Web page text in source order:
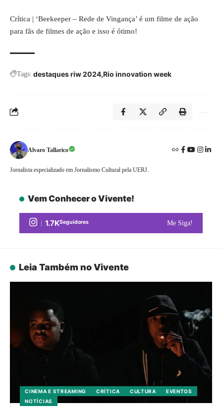
Crítica | ‘Beekeeper – Rede de Vingança’ é um filme de ação
para fãs de filmes de ação e isso é ótimo!
Tags: destaques riw 2024 Rio innovation week
Alvaro Tallarico
Jornalista especializado em Jornalismo Cultural pela UERJ.
Vem Conhecer o Vivente!
1.7KSeguidores Me Siga!
Leia Também no Vivente
CINEMA E STREAMING CRÍTICA CULTURA
EVENTOS
NOTÍCIAS